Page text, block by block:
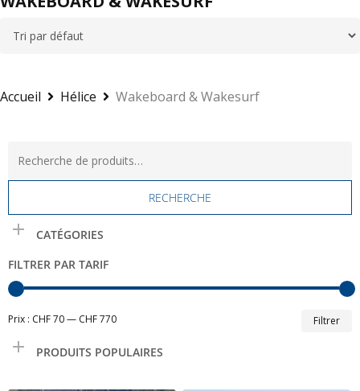
Accueil Hélice Wakeboard & Wakesurf
Recherche
RECHERCHE
CATÉGORIES
FILTRER PAR TARIF
Filtrer
Prix : CHF 70— CHF 770
PRODUITS POPULAIRES